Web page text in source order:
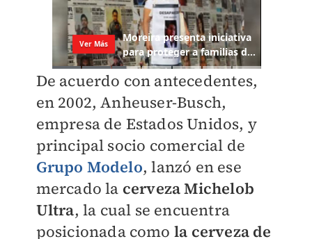
De acuerdo con antecedentes,
en 2002, Anheuser-Busch,
empresa de Estados Unidos, y
principal socio comercial de
Grupo Modelo, lanzó en ese
mercado la cerveza Michelob
Ultra, la cual se encuentra
posicionada como la cerveza de